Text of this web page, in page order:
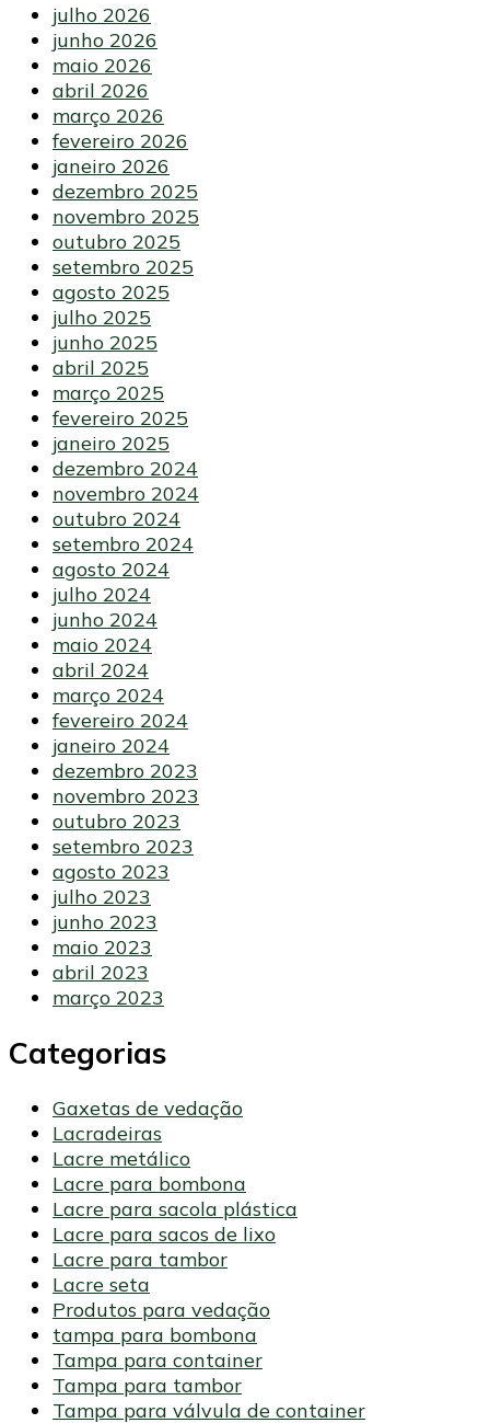
julho 2026
junho 2026
maio 2026
abril 2026
março 2026
fevereiro 2026
janeiro 2026
dezembro 2025
novembro 2025
outubro 2025
setembro 2025
agosto 2025
julho 2025
junho 2025
abril 2025
março 2025
fevereiro 2025
janeiro 2025
dezembro 2024
novembro 2024
outubro 2024
setembro 2024
agosto 2024
julho 2024
junho 2024
maio 2024
abril 2024
março 2024
fevereiro 2024
janeiro 2024
dezembro 2023
novembro 2023
outubro 2023
setembro 2023
agosto 2023
julho 2023
junho 2023
maio 2023
abril 2023
março 2023
Categorias
Gaxetas de vedação
Lacradeiras
Lacre metálico
Lacre para bombona
Lacre para sacola plástica
Lacre para sacos de lixo
Lacre para tambor
Lacre seta
Produtos para vedação
tampa para bombona
Tampa para container
Tampa para tambor
Tampa para válvula de container